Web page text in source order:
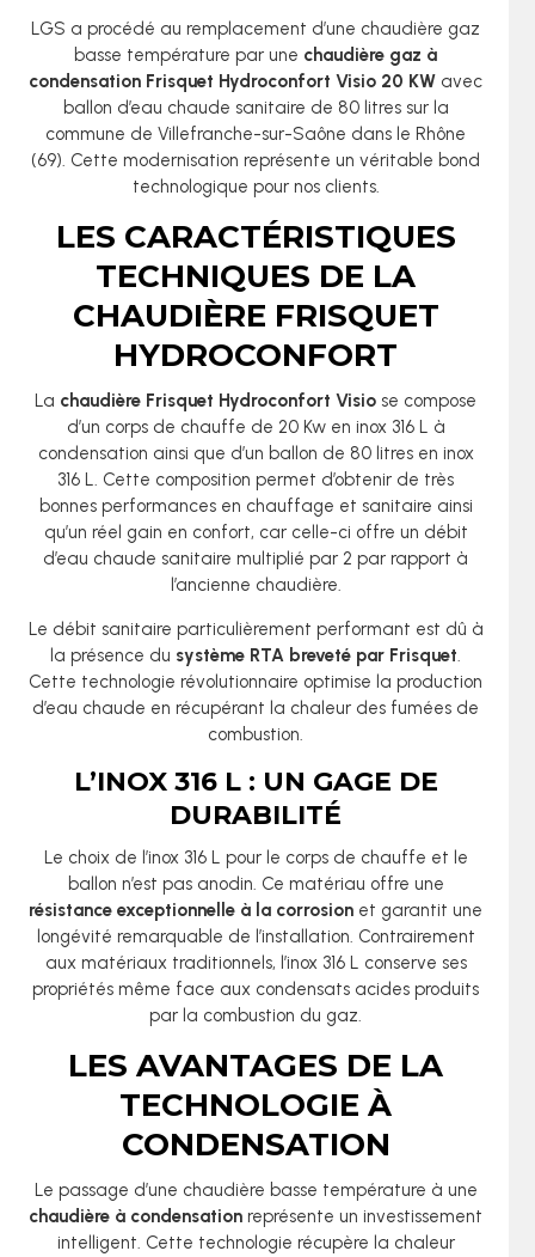
LGS a procédé au remplacement d’une chaudière gaz
basse température par une chaudière gaz à
condensation Frisquet Hydroconfort Visio 20 KW avec
ballon d’eau chaude sanitaire de 80 litres sur la
commune de Villefranche-sur-Saône dans le Rhône
(69). Cette modernisation représente un véritable bond
technologique pour nos clients.
LES CARACTÉRISTIQUES
TECHNIQUES DE LA
CHAUDIÈRE FRISQUET
HYDROCONFORT
La chaudière Frisquet Hydroconfort Visio se compose
d’un corps de chauffe de 20 Kw en inox 316 L à
condensation ainsi que d’un ballon de 80 litres en inox
316 L. Cette composition permet d’obtenir de très
bonnes performances en chauffage et sanitaire ainsi
qu’un réel gain en confort, car celle-ci offre un débit
d’eau chaude sanitaire multiplié par 2 par rapport à
l’ancienne chaudière.
Le débit sanitaire particulièrement performant est dû à
la présence du système RTA breveté par Frisquet.
Cette technologie révolutionnaire optimise la production
d’eau chaude en récupérant la chaleur des fumées de
combustion.
L’INOX 316 L : UN GAGE DE
DURABILITÉ
Le choix de l’inox 316 L pour le corps de chauffe et le
ballon n’est pas anodin. Ce matériau offre une
résistance exceptionnelle à la corrosion et garantit une
longévité remarquable de l’installation. Contrairement
aux matériaux traditionnels, l’inox 316 L conserve ses
propriétés même face aux condensats acides produits
par la combustion du gaz.
LES AVANTAGES DE LA
TECHNOLOGIE À
CONDENSATION
Le passage d’une chaudière basse température à une
chaudière à condensation représente un investissement
intelligent. Cette technologie récupère la chaleur